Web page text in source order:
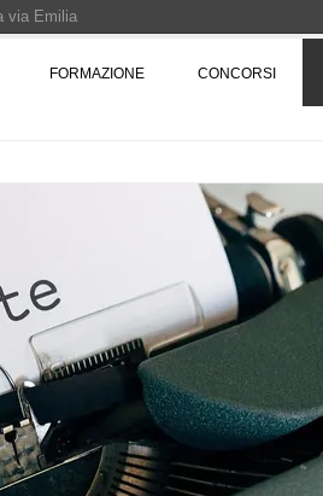
FORMAZIONE CONCORSI
via Emilia
Call di grafica promossa dal Museo